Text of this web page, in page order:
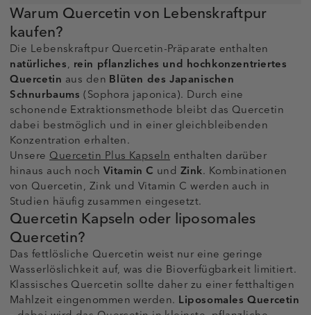
Warum Quercetin von Lebenskraftpur
kaufen?
Die Lebenskraftpur Quercetin-Präparate enthalten
natürliches, rein pflanzliches und hochkonzentriertes
Quercetin aus den Blüten des Japanischen
Schnurbaums(Sophora japonica). Durch eine
schonende Extraktionsmethode bleibt das Quercetin
dabei bestmöglich und in einer gleichbleibenden
Konzentration erhalten.
UnsereQuercetin Plus Kapseln enthalten darüber
hinaus auch noch Vitamin C und Zink. Kombinationen
von Quercetin, Zink und Vitamin C werden auch in
Studien häufig zusammen eingesetzt.
Quercetin Kapseln oder liposomales
Quercetin?
Das fettlösliche Quercetin weist nur eine geringe
Wasserlöslichkeit auf, was die Bioverfügbarkeit limitiert.
Klassisches Quercetin sollte daher zu einer fetthaltigen
Mahlzeit eingenommen werden. Liposomales Quercetin